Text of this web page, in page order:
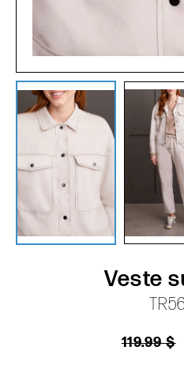
Veste
119.99 $